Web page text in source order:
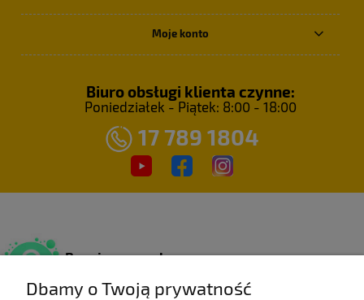
Moje konto
Biuro obsługi klienta czynne:
Poniedziałek - Piątek: 8:00 - 18:00
17 789 1804
Bezpieczne zakupy
Dbamy o Twoją prywatność